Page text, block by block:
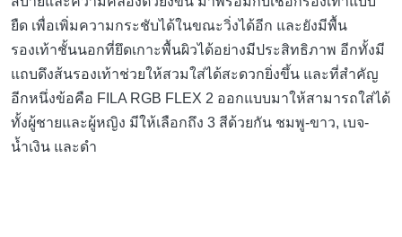
ยืด เพื่อเพิ่มความกระชับได้ในขณะวิ่งได้อีก และยังมีพื้น
รองเท้าชั้นนอกที่ยึดเกาะพื้นผิวได้อย่างมีประสิทธิภาพ อีกทั้งมี
แถบดึงส้นรองเท้าช่วยให้สวมใส่ได้สะดวกยิ่งขึ้น และที่สำคัญ
อีกหนึ่งข้อคือ FILA RGB FLEX 2 ออกแบบมาให้สามารถใส่ได้
ทั้งผู้ชายและผู้หญิง มีให้เลือกถึง 3 สีด้วยกัน ชมพู-ขาว, เบจ-
น้ำเงิน และดำ